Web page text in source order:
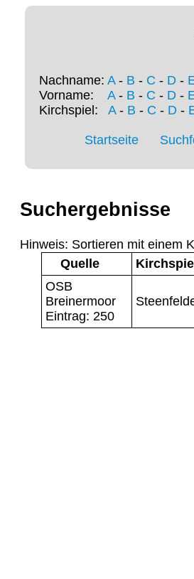
Nachname: A- B - C - D -
Vorname: A- B - C - D -
Kirchspiel: A- B - C - D-
Startseite
Suchergebnisse
Hinweis: Sortieren mit einem
Quelle
OSB
Breinermoor
Eintrag: 250